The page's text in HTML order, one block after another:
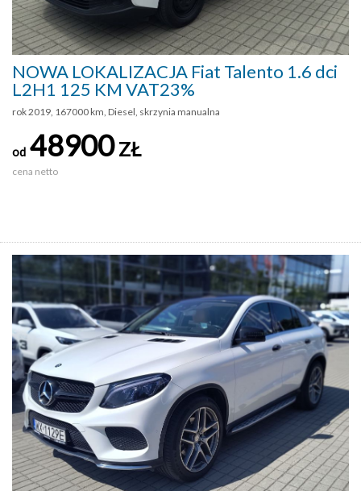
NOWA LOKALIZACJA Fiat Talento 1.6 dci
L2H1 125 KM VAT23%
rok 2019, 167000 km, Diesel, skrzynia manualna
od 48900ZŁ
cena netto